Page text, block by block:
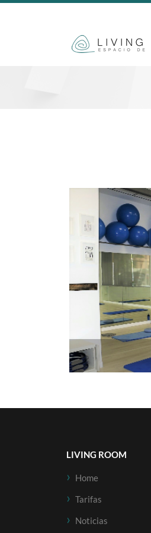
LIVING ROOM
Home
Tarifas
Noticias